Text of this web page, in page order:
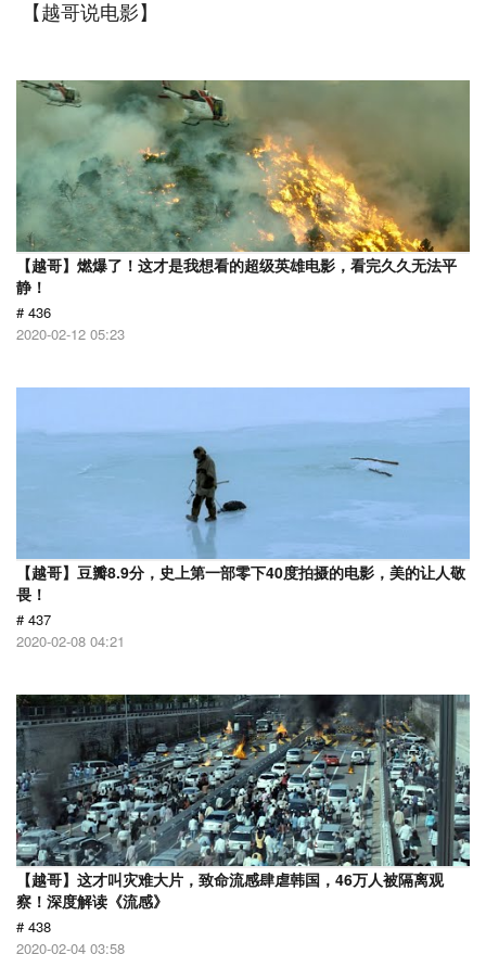
【越哥说电影】
【越哥】燃爆了！这才是我想看的超级英雄电影，看完久久无法平
静！
# 436
2020-02-12 05:23
【越哥】豆瓣8.9分，史上第一部零下40度拍摄的电影，美的让人敬
畏！
# 437
2020-02-08 04:21
【越哥】这才叫灾难大片，致命流感肆虐韩国，46万人被隔离观
察！深度解读《流感》
# 438
2020-02-04 03:58